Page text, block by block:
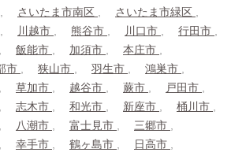
さいたま市南区
さいたま市緑区
川越市 熊谷市 川口市
行田市
飯能市 加須市
本庄市
市 狭山市 羽生市
鴻巣市
草加市 越谷市 蕨市
戸田市
志木市 和光市 新座市
桶川市
八潮市 富士見市
三郷市
幸手市 鶴ヶ島市
日高市